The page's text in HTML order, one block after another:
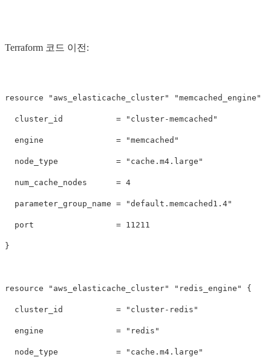
Terraform 코드 이전:
resource "aws_elasticache_cluster" "memcached_engine" {
  cluster_id           = "cluster-memcached"
  engine               = "memcached"
  node_type            = "cache.m4.large"
  num_cache_nodes      = 4
  parameter_group_name = "default.memcached1.4"
  port                 = 11211
}
resource "aws_elasticache_cluster" "redis_engine" {
  cluster_id           = "cluster-redis"
  engine               = "redis"
  node_type            = "cache.m4.large"